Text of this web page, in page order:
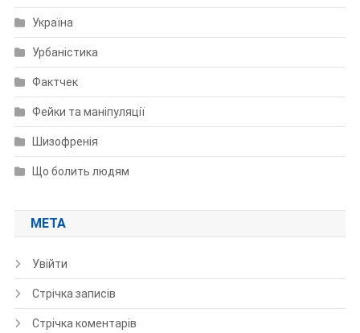
Україна
Урбаністика
Фактчек
Фейки та маніпуляції
Шизофренія
Що болить людям
МЕТА
Увійти
Стрічка записів
Стрічка коментарів